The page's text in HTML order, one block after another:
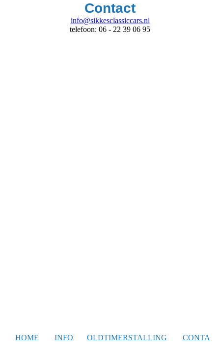
Contact
info@sikkesclassiccars.nl
telefoon: 06 - 22 39 06 95
HOME INFO OLDTIMERSTALLING CONTA